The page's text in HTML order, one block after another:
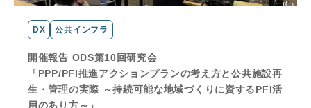
DX 公共インフラ
開催報告 ODS第10回研究会
「PPP/PFI推進アクションプランの考え方と公共施設再
生・管理の実際 ～持続可能な地域づくりに資するPFI活
用のあり方～」